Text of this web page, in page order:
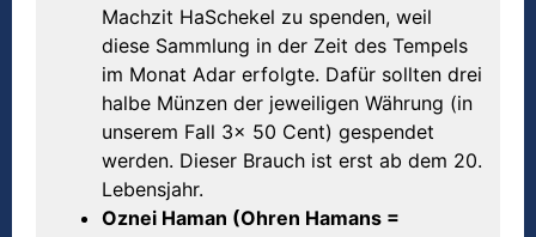
Machzit HaSchekel zu spenden, weil
diese Sammlung in der Zeit des Tempels
im Monat Adar erfolgte. Dafür sollten drei
halbe Münzen der jeweiligen Währung (in
unserem Fall 3x 50 Cent) gespendet
werden. Dieser Brauch ist erst ab dem 20.
Lebensjahr.
Oznei Haman (Ohren Hamans =